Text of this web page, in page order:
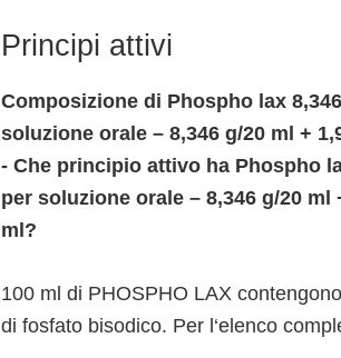
Principi attivi
Composizione di Phospho lax
soluzione orale – 8,346 g/20 ml +
- Che principio attivo ha Phospho
per soluzione orale – 8,346 g/20
ml?
100 ml di PHOSPHO LAX
di fosfato bisodico. Per l‘elenco